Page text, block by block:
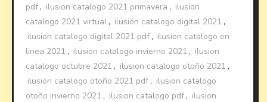
pdf , ilusion catalogo 2021 primavera , ilusion
catalogo 2021 virtual , ilusión catalogo digital 2021 ,
ilusion catalogo digital 2021 pdf , ilusion catalogo en
linea 2021 , ilusion catalogo invierno 2021 , ilusion
catalogo octubre 2021 , ilusion catalogo otoño 2021 ,
ilusion catalogo otoño 2021 pdf , ilusion catalogo
otoño invierno 2021 , ilusion catalogo pdf , ilusion